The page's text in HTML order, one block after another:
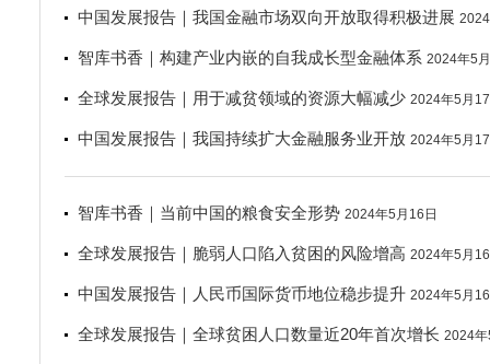
中国发展报告｜我国金融市场双向开放取得积极进展
智库书香｜构建产业内嵌的自我成长型金融体系 2024年5
全球发展报告｜用于减贫领域的资源大幅减少 2024年5月
中国发展报告｜我国持续扩大金融服务业开放 2024年5月
智库书香｜当前中国的粮食安全形势 2024年5月16日
全球发展报告｜脆弱人口陷入贫困的风险增高 2024年5月
中国发展报告｜人民币国际货币地位稳步提升 2024年5月
全球发展报告｜全球贫困人口数量近20年首次增长 2024